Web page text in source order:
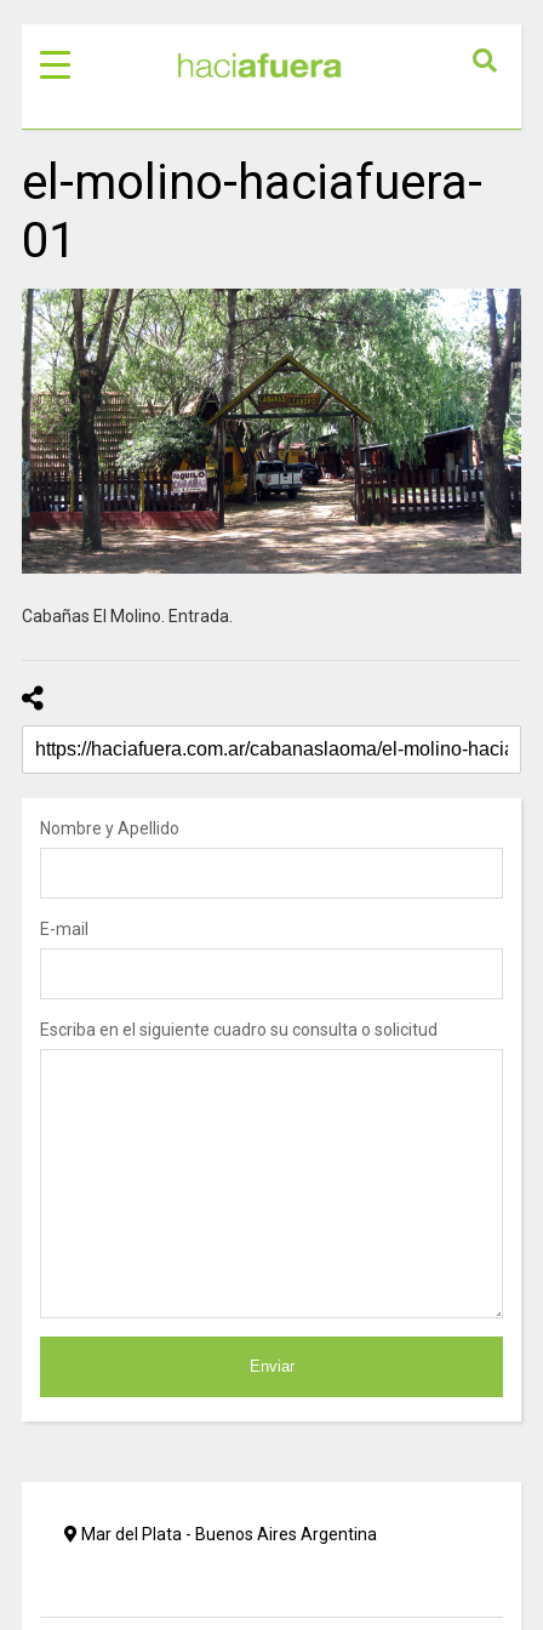
el-molino-haciafuera-
01
Cabañas El Molino. Entrada.
Nombre y Apellido
E-mail
Escriba en el siguiente cuadro su consulta o solicitud
Mar del Plata - Buenos Aires Argentina